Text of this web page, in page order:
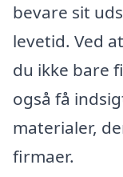
bevare sit
levetid. Ved
du ikke bare
også få
materialer,
firmaer.